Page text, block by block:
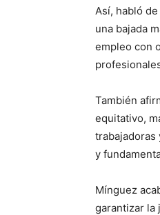
Así, habló
una bajada
empleo con
También
equitativo,
trabajadoras
y
Mínguez
garantizar la